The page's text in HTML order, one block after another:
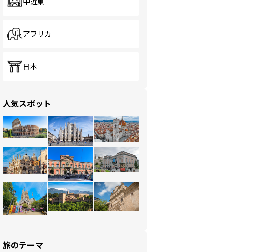
アフリカ
日本
人気スポット
旅のテーマ